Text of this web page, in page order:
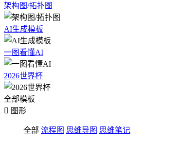
架构图/拓扑图
AI生成模板
一图看懂AI
2026世界杯
全部模板
 图形
全部 流程图 思维导图 思维笔记